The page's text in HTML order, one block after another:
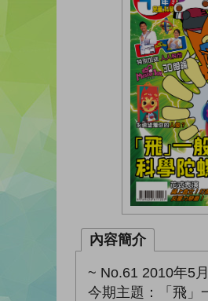
內容簡介
~ No.61 2010年5
今期主題：「飛」